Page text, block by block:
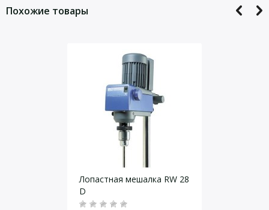
Диаметр вала мешалки – 8 мм;
обработку персональных данных
Похожие товары
Лопастная мешалка RW 28
D